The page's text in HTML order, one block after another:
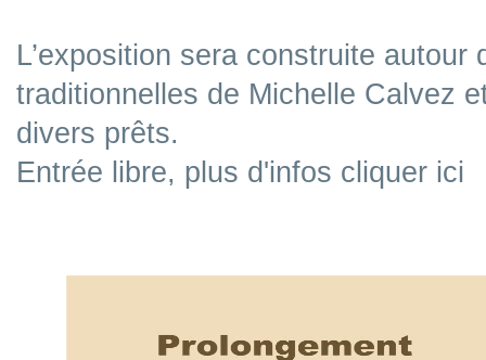
L’exposition sera construite autour
traditionnelles de Michelle Calvez
divers prêts.
Entrée libre, plus d'infos cliquer ici